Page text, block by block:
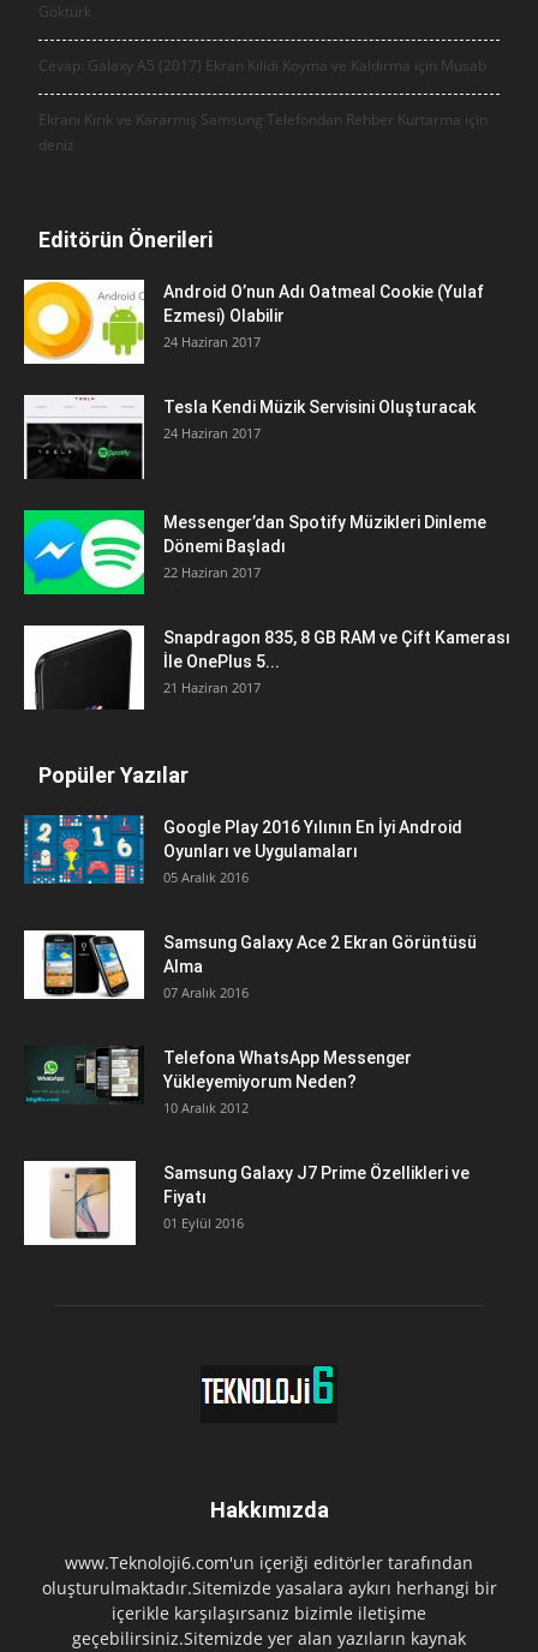
Göktürk
Cevap: Galaxy A5 (2017) Ekran Kilidi Koyma ve Kaldırma için Musab
Ekranı Kırık ve Kararmış Samsung Telefondan Rehber Kurtarma için
deniz
Editörün Önerileri
Android O’nun Adı Oatmeal Cookie (Yulaf
Ezmesi) Olabilir
24 Haziran 2017
Tesla Kendi Müzik Servisini Oluşturacak
24 Haziran 2017
Messenger’dan Spotify Müzikleri Dinleme
Dönemi Başladı
22 Haziran 2017
Snapdragon 835, 8 GB RAM ve Çift Kamerası
İle OnePlus 5...
21 Haziran 2017
Popüler Yazılar
Google Play 2016 Yılının En İyi Android
Oyunları ve Uygulamaları
05 Aralık 2016
Samsung Galaxy Ace 2 Ekran Görüntüsü
Alma
07 Aralık 2016
Telefona WhatsApp Messenger
Yükleyemiyorum Neden?
10 Aralık 2012
Samsung Galaxy J7 Prime Özellikleri ve
Fiyatı
01 Eylül 2016
Hakkımızda
www.Teknoloji6.com'un içeriği editörler tarafından
oluşturulmaktadır.Sitemizde yasalara aykırı herhangi bir
içerikle karşılaşırsanız bizimle iletişime
geçebilirsiniz.Sitemizde yer alan yazıların kaynak